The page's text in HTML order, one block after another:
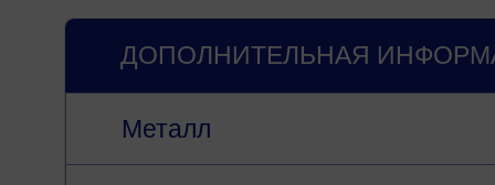
ДОПОЛНИТЕЛЬНАЯ
Металл